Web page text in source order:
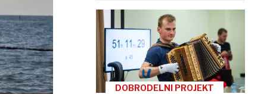
DOBRODELNI PROJEKT